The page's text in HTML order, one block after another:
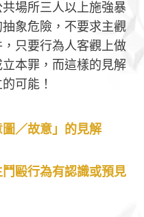
共場所三人以上施強暴
象危險，不要求主觀
，只要行為人客觀上做
本罪，而這樣的見解
可能！
圖／故意」的見解
鬥毆行為有認識或預見